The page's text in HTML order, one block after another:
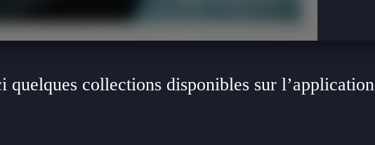
quelques collections disponibles sur l’application